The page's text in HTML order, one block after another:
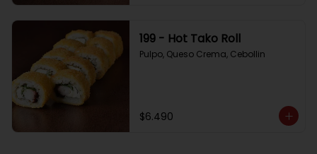
199 - Hot Tako Roll
Pulpo, Queso Crema, Cebollin
$6.490